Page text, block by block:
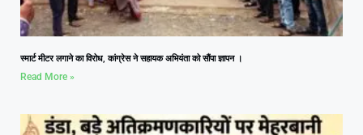
स्मार्ट मीटर लगाने का विरोध, कांग्रेस ने सहायक अभियंता को सौंपा ज्ञापन ।
Read More »